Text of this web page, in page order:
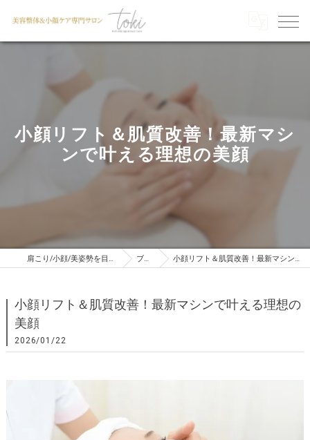
小顔リフト＆肌質改善！最新マシ
ンで叶える理想の美顔
肩こり/小顔/美姿勢を目指すならTOKI ブログ 小顔リフト＆肌質改善！最新マシンで叶える理想の美顔
小顔リフト＆肌質改善！最新マシンで叶える理想の
美顔
2026/01/22